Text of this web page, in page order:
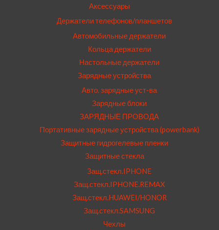
Аксессуары
Держатели телефонов/планшетов
Автомобильные держатели
Кольца держатели
Настольные держатели
Зарядные устройства
Авто. зарядные уст-ва
Зарядные блоки
ЗАРЯДНЫЕ ПРОВОДА
Портативные зарядные устройства (powerbank)
Защитные гидрогелевые пленки
Защитные стекла
Защ.стекл.IPHONE
Защ.стекл.IPHONE.REMAX
Защ.стекл.HUAWEI/HONOR
Защ.стекл.SAMSUNG
Чехлы